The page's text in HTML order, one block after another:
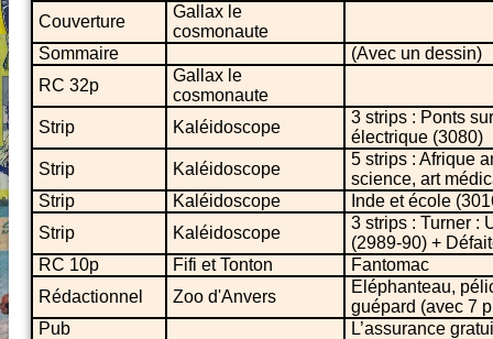
Couverture
Gallax le
cosmonaute
Sommaire
(Avec un dessin)
RC 32p
Gallax le
cosmonaute
Strip
Kaléidoscope
3 strips : Ponts
électrique (3080)
Strip
Kaléidoscope
5 strips : Afrique
science, art
Strip
Kaléidoscope
Inde et école
Strip
Kaléidoscope
3 strips : Turner :
(2989-90) +
RC 10p
Fifi et Tonton
Fantomac
Rédactionnel
Zoo d'Anvers
Eléphanteau,
guépard (avec 7
Pub
L’assurance